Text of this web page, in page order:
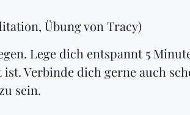
Übung von Tracy)
Lege dich entspannt 5
Verbinde dich gerne auch
sein.